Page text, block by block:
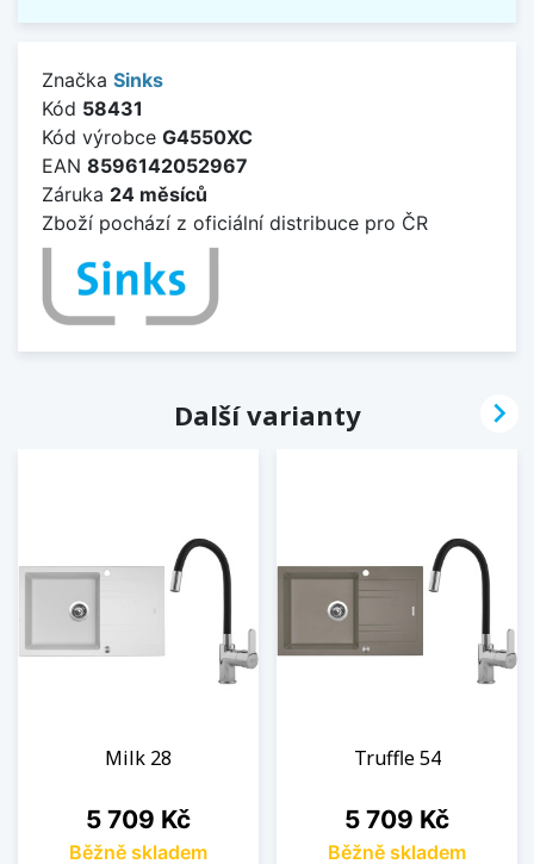
Značka Sinks
Kód 58431
Kód výrobce G4550XC
EAN 8596142052967
Záruka 24 měsíců
Zboží pochází z oficiální distribuce pro ČR
Další varianty
Milk 28
Cena
5 709 Kč
Běžně skladem
Truffle 54
Cena
5 709 Kč
Běžně skladem
